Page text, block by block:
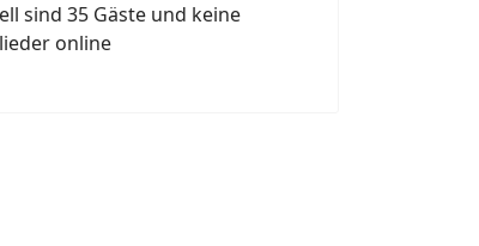
sind 35 Gäste und keine
online